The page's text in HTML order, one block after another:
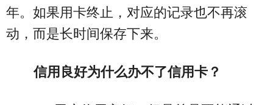
年。如果用卡终止，对应的记录也不再滚
动，而是长时间保存下来。
信用良好为什么办不了信用卡？